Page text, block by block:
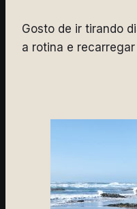
Gosto de ir tirando
a rotina e